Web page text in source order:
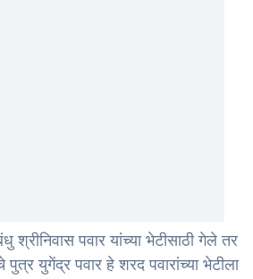
श्रीनिवास पवार यांच्या भेटीसाठी गेले तर
युगेंद्र पवार हे शरद पवारांच्या भेटीला